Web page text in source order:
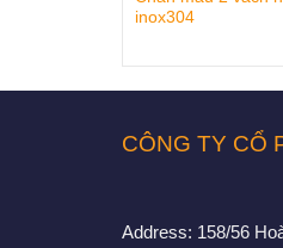
inox304
CÔNG TY CỔ
Address: 158/56